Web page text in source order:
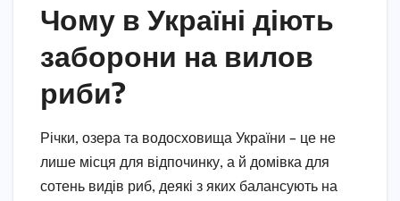
Чому в Україні діють
заборони на вилов
риби?
Річки, озера та водосховища України – це не
лише місця для відпочинку, а й домівка для
сотень видів риб, деякі з яких балансують на